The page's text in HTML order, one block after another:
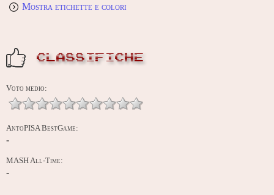
Mostra etichette e colori
CLASSIFICHE
Voto medio:
AntoPISA BestGame:
-
MASH All-Time:
-